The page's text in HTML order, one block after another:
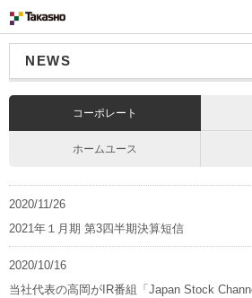
NEWS
コーポレート
ホームユース
2020/11/26
2021年１月期 第3四半期決算短信
2020/10/16
当社代表の高岡がIR番組「Japan Stock